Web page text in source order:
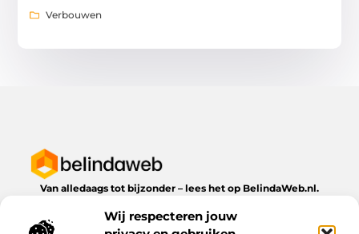
Wij respecteren jouw
Verbouwen
Van alledaags tot bijzonder – lees het op BelindaWeb.nl.
dagelijks leven te bieden heeft.